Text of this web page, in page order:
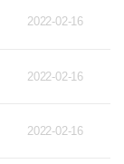
2022-02-16
2022-02-16
2022-02-16